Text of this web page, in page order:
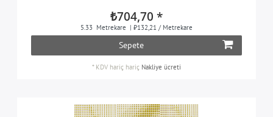
₺704,70 *
5.33 Metrekare | ₺132,21 / Metrekare
Sepete
* KDV hariç hariç Nakliye ücreti